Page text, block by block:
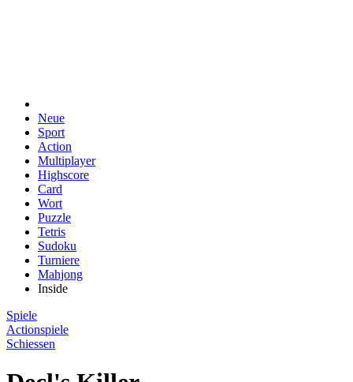
Neue
Sport
Action
Multiplayer
Highscore
Card
Wort
Puzzle
Tetris
Sudoku
Turniere
Mahjong
Inside
Spiele
Actionspiele
Schiessen